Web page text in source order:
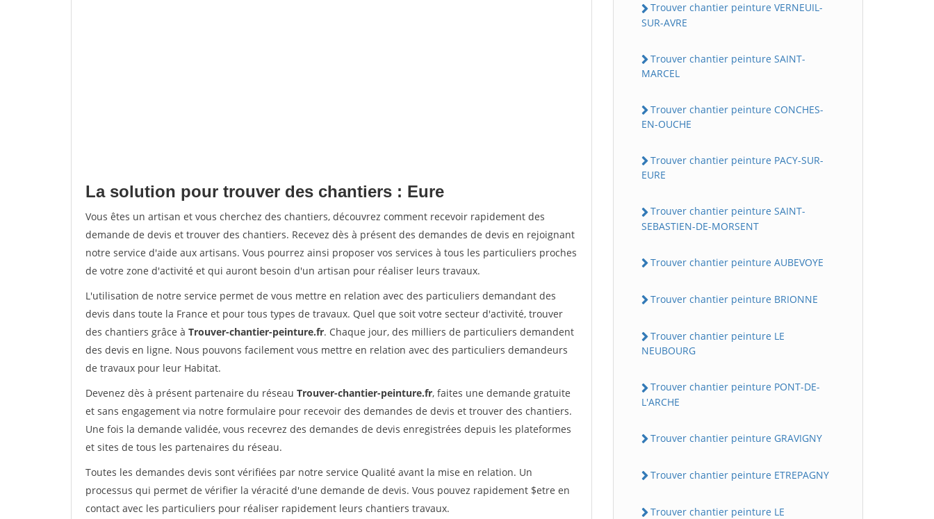
La solution pour trouver des chantiers : Eure
Vous êtes un artisan et vous cherchez des chantiers, découvrez comment recevoir rapidement des
demande de devis et trouver des chantiers. Recevez dès à présent des demandes de devis en rejoignant
notre service d'aide aux artisans. Vous pourrez ainsi proposer vos services à tous les particuliers proches
de votre zone d'activité et qui auront besoin d'un artisan pour réaliser leurs travaux.
L'utilisation de notre service permet de vous mettre en relation avec des particuliers demandant des
devis dans toute la France et pour tous types de travaux. Quel que soit votre secteur d'activité, trouver
des chantiers grâce à Trouver-chantier-peinture.fr. Chaque jour, des milliers de particuliers demandent
des devis en ligne. Nous pouvons facilement vous mettre en relation avec des particuliers demandeurs
de travaux pour leur Habitat.
Devenez dès à présent partenaire du réseau Trouver-chantier-peinture.fr, faites une demande gratuite
et sans engagement via notre formulaire pour recevoir des demandes de devis et trouver des chantiers.
Une fois la demande validée, vous recevrez des demandes de devis enregistrées depuis les plateformes
et sites de tous les partenaires du réseau.
Toutes les demandes devis sont vérifiées par notre service Qualité avant la mise en relation. Un
processus qui permet de vérifier la véracité d'une demande de devis. Vous pouvez rapidement $etre en
contact avec les particuliers pour réaliser rapidement leurs chantiers travaux.
Trouver chantier peinture VERNEUIL-
SUR-AVRE
Trouver chantier peinture SAINT-
MARCEL
Trouver chantier peinture CONCHES-
EN-OUCHE
Trouver chantier peinture PACY-SUR-
EURE
Trouver chantier peinture SAINT-
SEBASTIEN-DE-MORSENT
Trouver chantier peinture AUBEVOYE
Trouver chantier peinture BRIONNE
Trouver chantier peinture LE
NEUBOURG
Trouver chantier peinture PONT-DE-
L'ARCHE
Trouver chantier peinture GRAVIGNY
Trouver chantier peinture ETREPAGNY
Trouver chantier peinture LE